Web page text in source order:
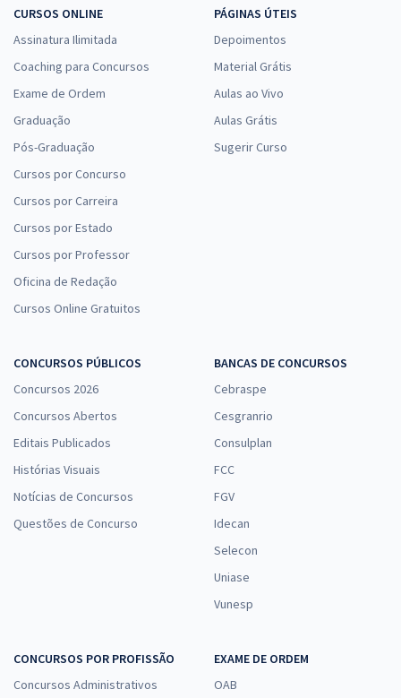
à vista
5,99
Economize R$ 17,98 (-20%)
Técnico Legislativo - Assistente Legislativo e Administrativo
Treinamento Intensivo + Sprint Final para Câmara dos Deputados -
Analista Legislativo - Processo Legislativo e Gestão
à vista
19,99
Economize R$ 59,98 (-20%)
Treinamento Intensivo + Sprint Final para Câmara dos Deputados -
Economize R$ 59,98 (-20%)
Comprar
CURSOS ONLINE
Assinatura Ilimitada
Coaching para Concursos
Exame de Ordem
Graduação
Pós-Graduação
Cursos por Concurso
Cursos por Carreira
Cursos por Estado
Cursos por Professor
Oficina de Redação
Cursos Online Gratuitos
PÁGINAS ÚTEIS
Depoimentos
Material Grátis
Aulas ao Vivo
Aulas Grátis
Sugerir Curso
CONCURSOS PÚBLICOS
Concursos 2026
Concursos Abertos
Editais Publicados
Histórias Visuais
Notícias de Concursos
Questões de Concurso
BANCAS DE CONCURSOS
Cebraspe
Cesgranrio
Consulplan
FCC
FGV
Idecan
Selecon
Uniase
Vunesp
CONCURSOS POR PROFISSÃO
Concursos Administrativos
EXAME DE ORDEM
OAB